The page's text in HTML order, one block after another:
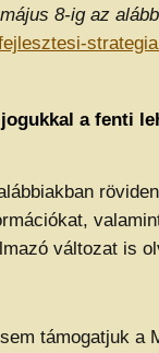
8-ig az
a fenti
változat is
támogatjuk a